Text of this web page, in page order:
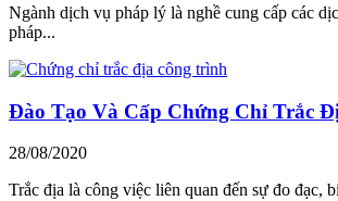
Ngành dịch vụ pháp lý là nghề cung cấp các
pháp...
Đào Tạo Và Cấp Chứng Chỉ Trắc
28/08/2020
Trắc địa là công việc liên quan đến sự đo đạc,